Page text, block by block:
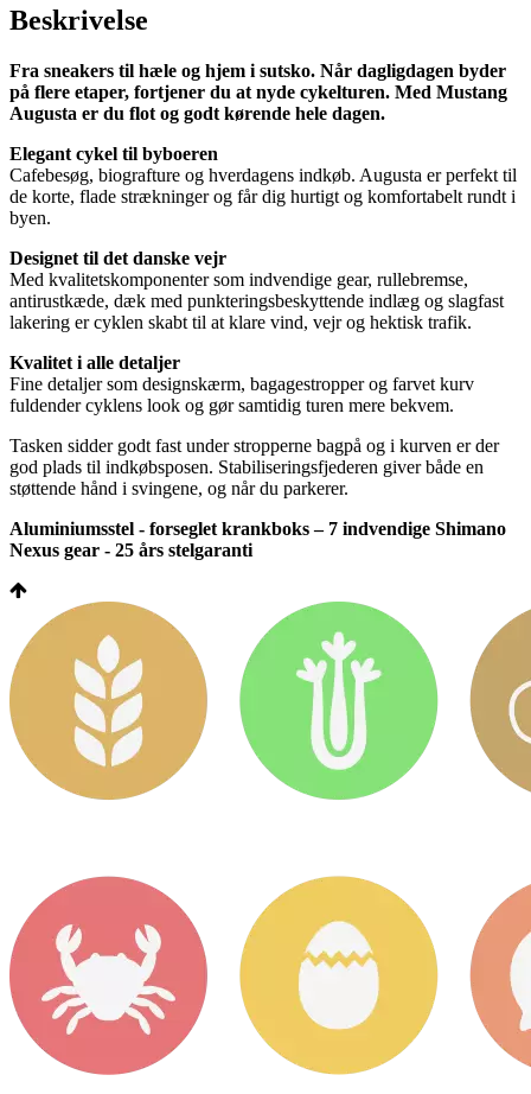
Beskrivelse
Fra sneakers til hæle og hjem i sutsko. Når dagligdagen byder
på flere etaper, fortjener du at nyde cykelturen. Med Mustang
Augusta er du flot og godt kørende hele dagen.
Elegant cykel til byboeren
Cafebesøg, biografture og hverdagens indkøb. Augusta er perfekt til
de korte, flade strækninger og får dig hurtigt og komfortabelt rundt i
byen.
Designet til det danske vejr
Med kvalitetskomponenter som indvendige gear, rullebremse,
antirustkæde, dæk med punkteringsbeskyttende indlæg og slagfast
lakering er cyklen skabt til at klare vind, vejr og hektisk trafik.
Kvalitet i alle detaljer
Fine detaljer som designskærm, bagagestropper og farvet kurv
fuldender cyklens look og gør samtidig turen mere bekvem.
Tasken sidder godt fast under stropperne bagpå og i kurven er der
god plads til indkøbsposen. Stabiliseringsfjederen giver både en
støttende hånd i svingene, og når du parkerer.
Aluminiumsstel - forseglet krankboks – 7 indvendige Shimano
Nexus gear - 25 års stelgaranti